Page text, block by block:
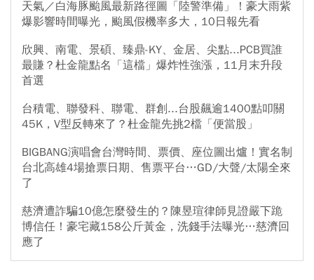
天氣／白海豚颱風最新路徑圖「陸警準備」！豪大雨紫
爆影響時間曝光，颱風假機率多大，10日報先看
欣興、南電、景碩、臻鼎-KY、金居、尖點...PCB買誰
最賺？杜金龍點名「這檔」爆炸性強漲，11月末升段
首選
台積電、聯發科、聯電、群創...台股飆逾1400點叩關
45K，V型反轉來了？杜金龍先挑2檔「便當股」
BIGBANG演唱會台灣時間、票價、座位圖出爐！實名制
台北高雄4場搶票日期、售票平台…GD/大聲/太陽全來
了
慈濟遭詐騙10億怎麼發生的？陳昱瑄律師見證嚴下跪
博信任！豪宅藏158公斤黃金，洗錢手法曝光…慈濟回
應了